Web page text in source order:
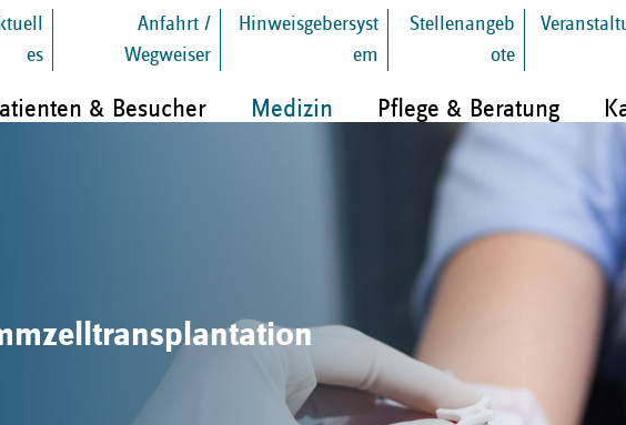
es
Anfahrt /
Wegweiser
Hinweisgebersyst
em
Stellenangeb
ote
& Besucher Medizin Pflege & Beratung